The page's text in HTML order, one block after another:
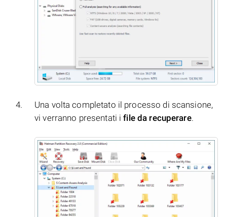
Una volta completato il processo di scansione,
vi verranno presentati ifile da recuperare.